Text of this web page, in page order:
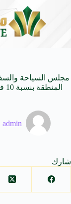
غــــدامس العتيقــــة 6 أغسطس 2026
مجلس السياحة
admin
شارك